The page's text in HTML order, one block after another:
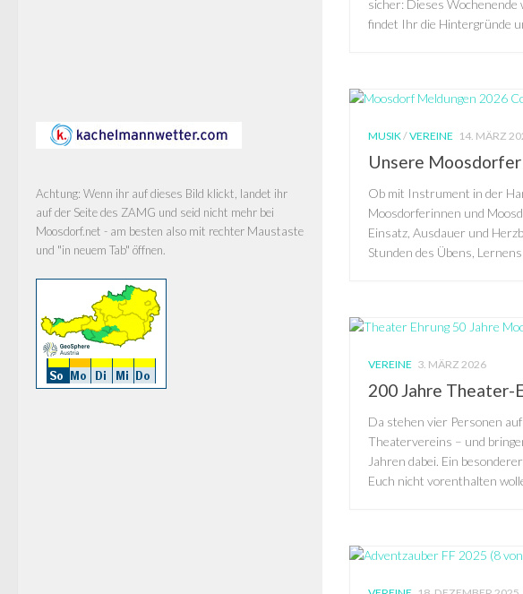
sicher: Dieses
findet Ihr die Hintergründe
MUSIK/VEREINE 14. MÄRZ
Unsere
Ob mit Instrument in der
Moosdorferinnen und
Einsatz, Ausdauer und
Stunden des Übens,
VEREINE 3. MÄRZ 2026
200 Jahre Theater-
Da stehen vier Personen
Theatervereins – und
Jahren dabei. Ein
Euch nicht vorenthalten
Achtung: Wenn ihr auf dieses Bild klickt, landet ihr
auf der Seite des ZAMG und seid nicht mehr bei
Moosdorf.net - am besten also mit rechter Maustaste
und "in neuem Tab" öffnen.